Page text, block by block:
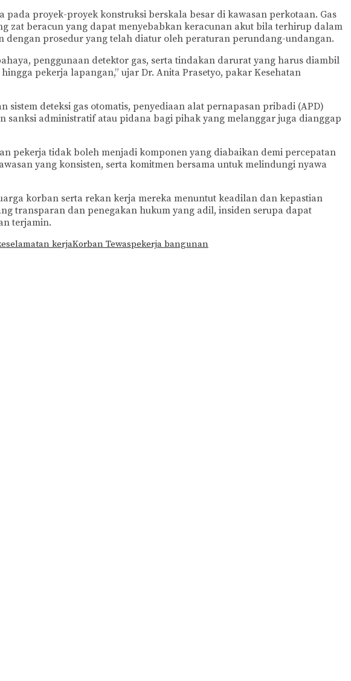
proyek-proyek konstruksi berskala besar di kawasan perkotaan. Gas
zat beracun yang dapat menyebabkan keracunan akut bila terhirup dalam
prosedur yang telah diatur oleh peraturan perundang-undangan.
penggunaan detektor gas, serta tindakan darurat yang harus diambil
pekerja lapangan,” ujar Dr. Anita Prasetyo, pakar Kesehatan
deteksi gas otomatis, penyediaan alat pernapasan pribadi (APD)
sanksi administratif atau pidana bagi pihak yang melanggar juga dianggap
pekerja tidak boleh menjadi komponen yang diabaikan demi percepatan
yang konsisten, serta komitmen bersama untuk melindungi nyawa
korban serta rekan kerja mereka menuntut keadilan dan kepastian
transparan dan penegakan hukum yang adil, insiden serupa dapat
terjamin.
kerjaKorban Tewaspekerja bangunan